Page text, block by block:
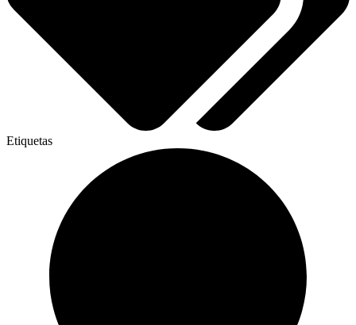
Etiquetas